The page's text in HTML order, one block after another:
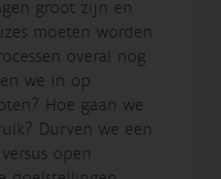
groot zijn en
moeten worden
overal nog
we in op
Hoe gaan we
Durven we een
open